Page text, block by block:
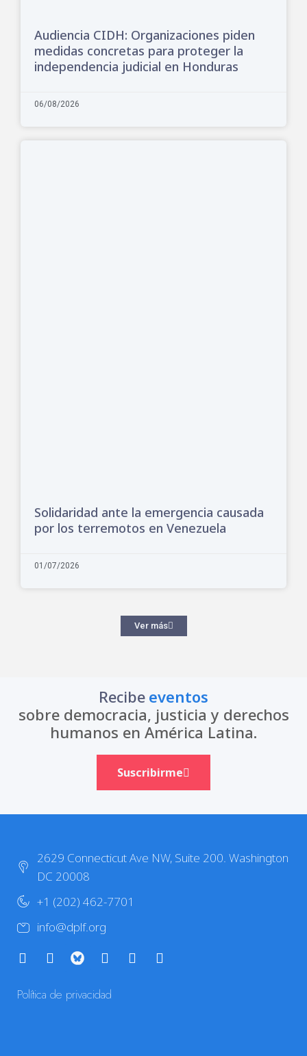
Audiencia CIDH: Organizaciones piden
medidas concretas para proteger la
independencia judicial en Honduras
06/08/2026
Solidaridad ante la emergencia causada
por los terremotos en Venezuela
01/07/2026
Ver más
Recibe eventos
sobre democracia, justicia y derechos
humanos en América Latina.
Suscribirme
2629 Connecticut Ave NW, Suite 200. Washington
DC 20008
+1 (202) 462-7701
info@dplf.org
Política de privacidad